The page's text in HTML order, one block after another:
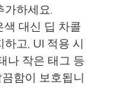
하세요.
대신 딥 차콜
고, UI 적용 시
나 작은 태그 등
함이 보호됩니